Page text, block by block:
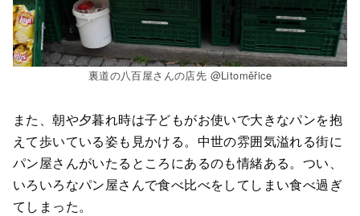
裏道の八百屋さんの店先 @Litoměřice
また、朝や夕暮れ時は子どもがお使いで大きなパンを抱
えて歩いている姿も見かける。中世の雰囲気溢れる街に
パン屋さんがいたるところにあるのも情緒ある。つい、
いろいろなパン屋さんで食べ比べをしてしまい食べ過ぎ
てしまった。